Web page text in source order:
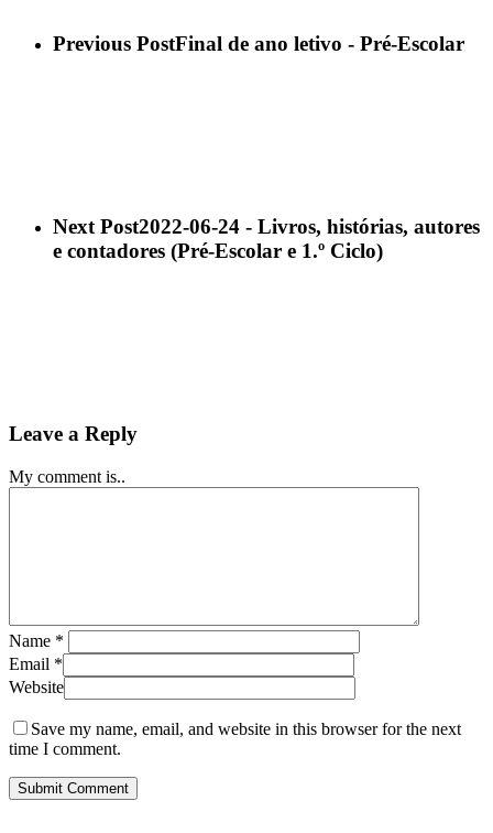
Previous PostFinal de ano letivo - Pré-Escolar
Next Post2022-06-24 - Livros, histórias, autores
e contadores (Pré-Escolar e 1.º Ciclo)
Leave a Reply
My comment is..
Name *
Email *
Website
Save my name, email, and website in this browser for the next
time I comment.